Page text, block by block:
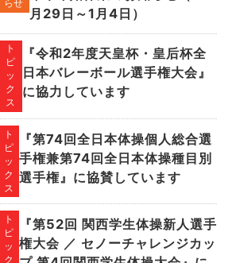
らせ
月29日～1月4日）
ト
ピ
ッ
ク
ス
『令和2年度天皇杯・皇后杯全
日本バレーボール選手権大会』
に協力しています
ト
ピ
ッ
ク
ス
『第74回全日本体操個人総合選
手権兼第74回全日本体操種目別
選手権』に協賛しています
ト
ピ
ッ
ク
『第52回 関西学生体操新人選手
権大会 ／ セノーチャレンジカッ